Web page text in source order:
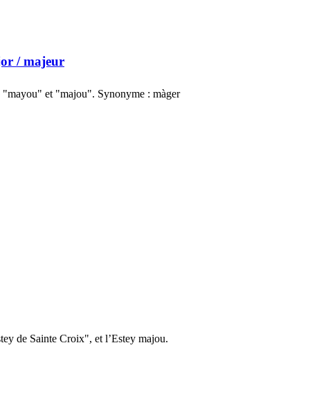
/ majeur
et "majou". Synonyme : màger
de Sainte Croix", et l’Estey majou.